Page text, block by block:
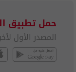
حمل تطبيق
المصدر الأول